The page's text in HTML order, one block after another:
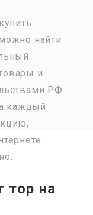
найти
и
РФ
каждый
тор на